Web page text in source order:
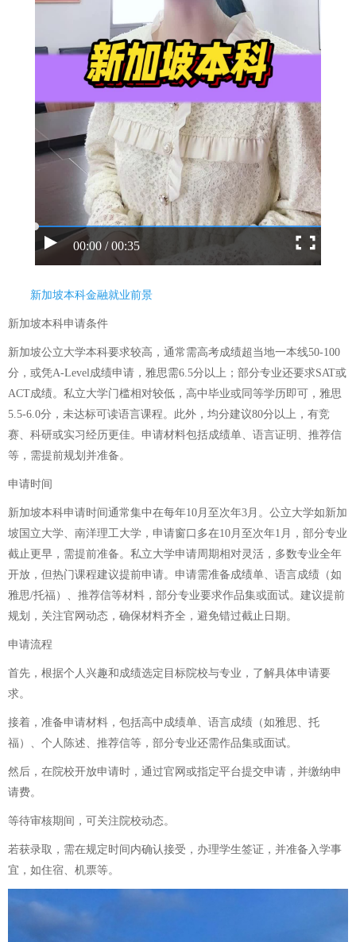
00:00 / 00:35
新加坡本科金融就业前景
新加坡本科申请条件
新加坡公立大学本科要求较高，通常需高考成绩超当地一本线50-100
分，或凭A-Level成绩申请，雅思需6.5分以上；部分专业还要求SAT或
ACT成绩。私立大学门槛相对较低，高中毕业或同等学历即可，雅思
5.5-6.0分，未达标可读语言课程。此外，均分建议80分以上，有竞
赛、科研或实习经历更佳。申请材料包括成绩单、语言证明、推荐信
等，需提前规划并准备。
申请时间
新加坡本科申请时间通常集中在每年10月至次年3月。公立大学如新加
坡国立大学、南洋理工大学，申请窗口多在10月至次年1月，部分专业
截止更早，需提前准备。私立大学申请周期相对灵活，多数专业全年
开放，但热门课程建议提前申请。申请需准备成绩单、语言成绩（如
雅思/托福）、推荐信等材料，部分专业要求作品集或面试。建议提前
规划，关注官网动态，确保材料齐全，避免错过截止日期。
申请流程
首先，根据个人兴趣和成绩选定目标院校与专业，了解具体申请要
求。
接着，准备申请材料，包括高中成绩单、语言成绩（如雅思、托
福）、个人陈述、推荐信等，部分专业还需作品集或面试。
然后，在院校开放申请时，通过官网或指定平台提交申请，并缴纳申
请费。
等待审核期间，可关注院校动态。
若获录取，需在规定时间内确认接受，办理学生签证，并准备入学事
宜，如住宿、机票等。